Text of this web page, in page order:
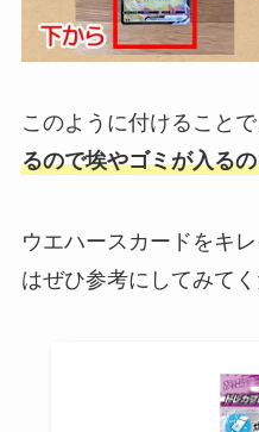
このように付けることで
るので埃やゴミが入る
ウエハースカードをキ
はぜひ参考にしてみてく